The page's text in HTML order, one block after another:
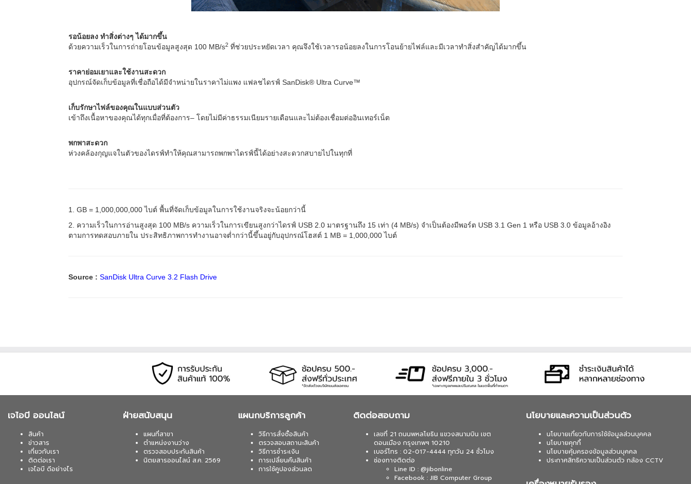
รอน้อยลง ทำสิ่งต่างๆ ได้มากขึ้น
ด้วยความเร็วในการถ่ายโอนข้อมูลสูงสุด 100 MB/s2 ที่ช่วยประหยัดเวลา คุณจึงใช้เวลารอน้อยลงในการโอนย้ายไฟล์และมีเวลาทำสิ่งสำคัญได้มากขึ้น
ราคาย่อมเยาและใช้งานสะดวก
อุปกรณ์จัดเก็บข้อมูลที่เชื่อถือได้มีจำหน่ายในราคาไม่แพง แฟลชไดรฟ์ SanDisk® Ultra Curve™
เก็บรักษาไฟล์ของคุณในแบบส่วนตัว
เข้าถึงเนื้อหาของคุณได้ทุกเมื่อที่ต้องการ– โดยไม่มีค่าธรรมเนียมรายเดือนและไม่ต้องเชื่อมต่ออินเทอร์เน็ต
พกพาสะดวก
ห่วงคล้องกุญแจในตัวของไดรฟ์ทำให้คุณสามารถพกพาไดรฟ์นี้ได้อย่างสะดวกสบายไปในทุกที่
1. GB = 1,000,000,000 ไบต์ พื้นที่จัดเก็บข้อมูลในการใช้งานจริงจะน้อยกว่านี้
2. ความเร็วในการอ่านสูงสุด 100 MB/s ความเร็วในการเขียนสูงกว่าไดรฟ์ USB 2.0 มาตรฐานถึง 15 เท่า (4 MB/s) จำเป็นต้องมีพอร์ต USB 3.1 Gen 1 หรือ USB 3.0 ข้อมูลอ้างอิง
ตามการทดสอบภายใน ประสิทธิภาพการทำงานอาจต่ำกว่านี้ขึ้นอยู่กับอุปกรณ์โฮสต์ 1 MB = 1,000,000 ไบต์
Source : SanDisk Ultra Curve 3.2 Flash Drive
เจไอบี ออนไลน์
สินค้า
ข่าวสาร
เกี่ยวกับเรา
ติดต่อเรา
เจไอบี ดีอย่างไร
ฝ่ายสนับสนุน
แผนที่สาขา
ตำแหน่งงานว่าง
ตรวจสอบประกันสินค้า
นิตยสารออนไลน์ ส.ค. 2569
แผนกบริการลูกค้า
วิธีการสั่งซื้อสินค้า
ตรวจสอบสถานะสินค้า
วิธีการชำระเงิน
การเปลี่ยนคืนสินค้า
การใช้คูปองส่วนลด
ติดต่อสอบถาม
เลขที่ 21 ถนนพหลโยธิน แขวงสนามบิน เขต
ดอนเมือง กรุงเทพฯ 10210
เบอร์โทร : 02-017-4444 ทุกวัน 24 ชั่วโมง
ช่องทางติดต่อ
Line ID : @jibonline
Facebook : JIB Computer Group
นโยบายและความเป็นส่วนตัว
นโยบายเกี่ยวกับการใช้ข้อมูลส่วนบุคคล
นโยบายคุกกี้
นโยบายคุ้มครองข้อมูลส่วนบุคคล
ประกาศสิทธิความเป็นส่วนตัว กล้อง CCTV